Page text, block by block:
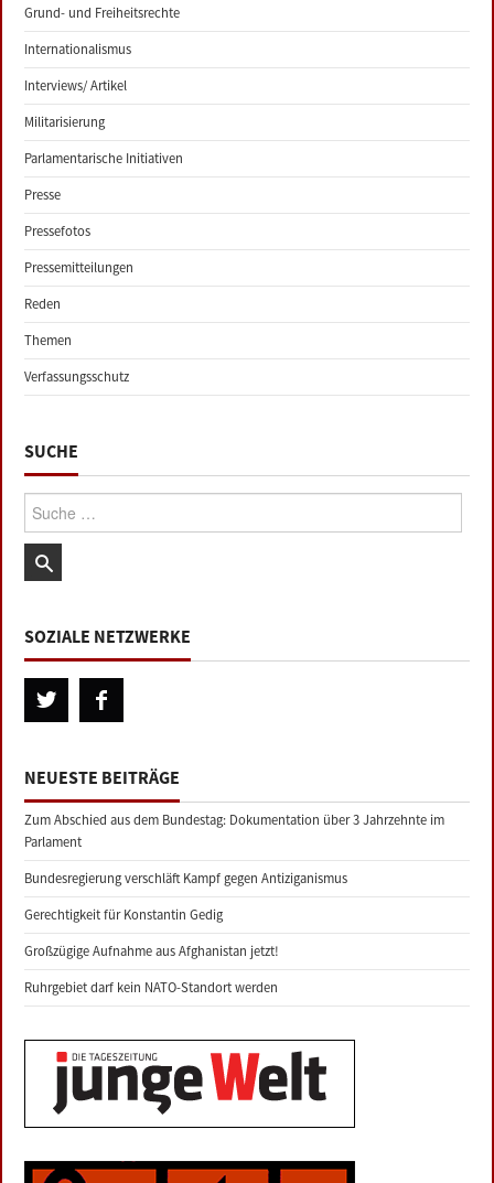
Grund- und Freiheitsrechte
Internationalismus
Interviews/ Artikel
Militarisierung
Parlamentarische Initiativen
Presse
Pressefotos
Pressemitteilungen
Reden
Themen
Verfassungsschutz
SUCHE
Suche:
SOZIALE NETZWERKE
NEUESTE BEITRÄGE
Zum Abschied aus dem Bundestag: Dokumentation über 3 Jahrzehnte im
Parlament
Bundesregierung verschläft Kampf gegen Antiziganismus
Gerechtigkeit für Konstantin Gedig
Großzügige Aufnahme aus Afghanistan jetzt!
Ruhrgebiet darf kein NATO-Standort werden